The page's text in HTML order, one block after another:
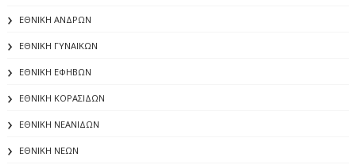
ΕΘΝΙΚΗ ΑΝΔΡΩΝ
ΕΘΝΙΚΗ ΓΥΝΑΙΚΩΝ
ΕΘΝΙΚΗ ΕΦΗΒΩΝ
ΕΘΝΙΚΗ ΚΟΡΑΣΙΔΩΝ
ΕΘΝΙΚΗ ΝΕΑΝΙΔΩΝ
ΕΘΝΙΚΗ ΝΕΩΝ